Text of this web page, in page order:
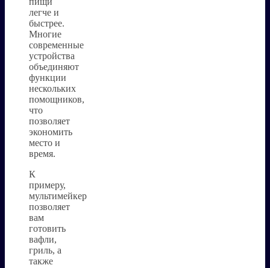
легче и
быстрее.
Многие
современные
устройства
объединяют
функции
нескольких
помощников,
что
позволяет
экономить
место и
время.
К
примеру,
мультимейкер
позволяет
вам
готовить
вафли,
гриль, а
также